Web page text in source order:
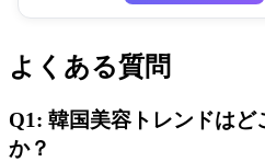
よくある質問
Q1: 韓国美容トレンドは
か？